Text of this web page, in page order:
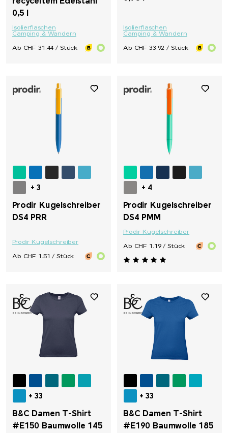
0,5 l
Isolierflaschen
Camping & Wandern
Ab CHF 31.44 / Stück
Isolierflaschen
Camping & Wandern
Ab CHF 33.92 / Stück
+ 3
Prodir Kugelschreiber
DS4 PRR
Prodir Kugelschreiber
Ab CHF 1.51 / Stück
+ 4
Prodir Kugelschreiber
DS4 PMM
Prodir Kugelschreiber
Ab CHF 1.19 / Stück
+ 33
B&C Damen T-Shirt
#E150 Baumwolle 145
+ 33
B&C Damen T-Shirt
#E190 Baumwolle 185